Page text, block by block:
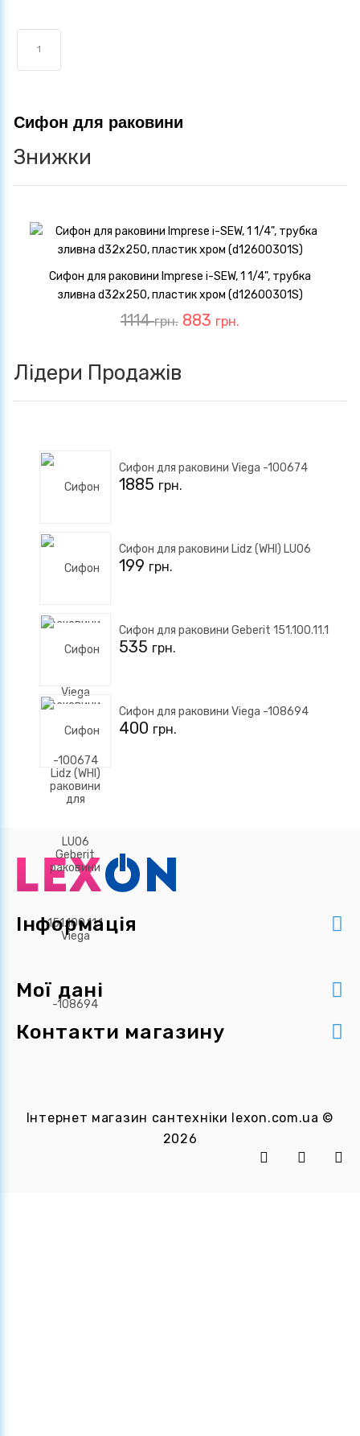
1
Сифон для раковини
Знижки
Сифон для раковини Imprese i-SEW, 1 1/4", трубка
зливна d32х250, пластик хром (d12600301S)
1114грн. 883 грн.
Лідери Продажів
Сифон для раковини Viega -100674
1885 грн.
Сифон для раковини Lidz (WHI) LU06
199 грн.
Сифон для раковини Geberit 151.100.11.1
535 грн.
Сифон для раковини Viega -108694
400 грн.
Інформація
Мої дані
Контакти магазину
Інтернет магазин сантехніки lexon.com.ua ©
2026